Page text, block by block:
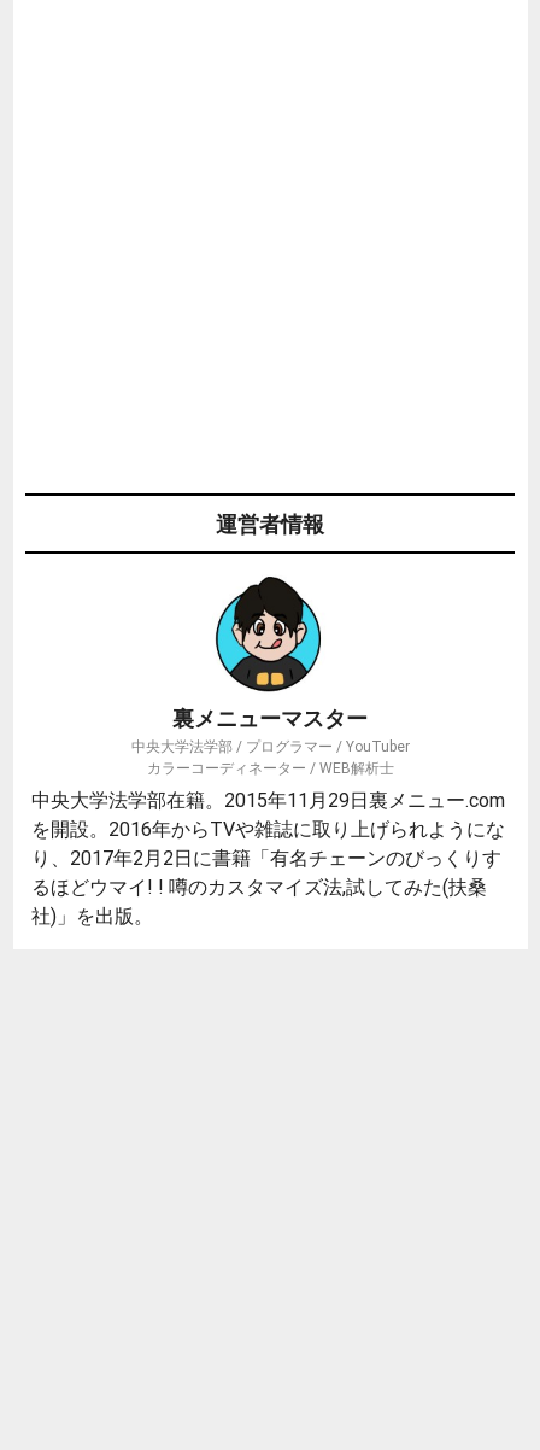
運営者情報
裏メニューマスター
中央大学法学部 / プログラマー / YouTuber
カラーコーディネーター / WEB解析士
中央大学法学部在籍。2015年11月29日裏メニュー.com
を開設。2016年からTVや雑誌に取り上げられようにな
り、2017年2月2日に書籍「有名チェーンのびっくりす
るほどウマイ! ! 噂のカスタマイズ法,試してみた(扶桑
社)」を出版。